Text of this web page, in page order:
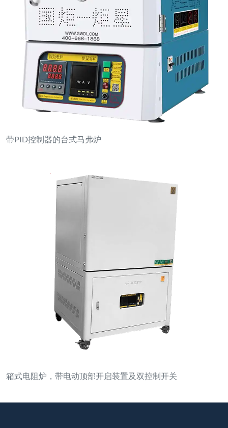
带PID控制器的台式马弗炉
箱式电阻炉，带电动顶部开启装置及双控制开关